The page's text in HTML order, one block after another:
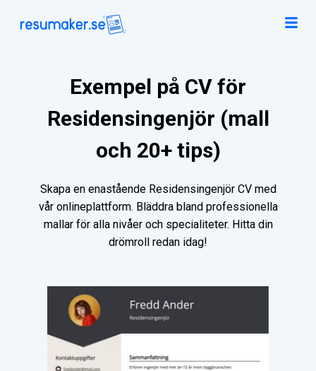
Exempel på CV för
Residensingenjör (mall
och 20+ tips)
Skapa en enastående Residensingenjör CV med
vår onlineplattform. Bläddra bland professionella
mallar för alla nivåer och specialiteter. Hitta din
drömroll redan idag!